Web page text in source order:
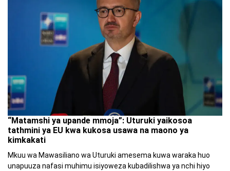
“Matamshi ya upande mmoja”: Uturuki yaikosoa
tathmini ya EU kwa kukosa usawa na maono ya
kimkakati
Mkuu wa Mawasiliano wa Uturuki amesema kuwa waraka huo
unapuuza nafasi muhimu isiyoweza kubadilishwa ya nchi hiyo